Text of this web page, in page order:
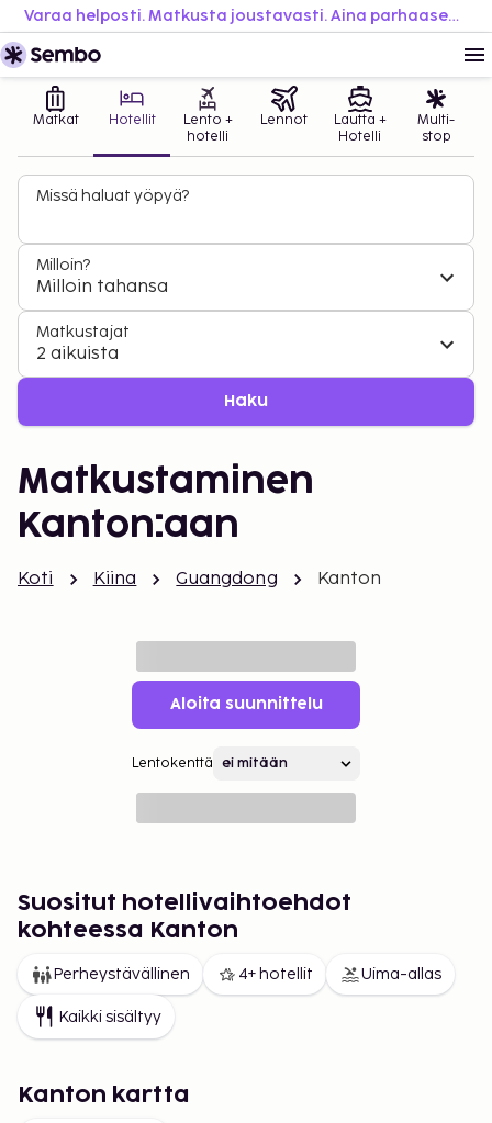
Varaa helposti. Matkusta joustavasti. Aina parhaaseen hintaan.
Matkat Hotellit
Lento +
hotelli
Lennot
Lautta +
Hotelli
Multi-
stop
Missä haluat yöpyä?
Milloin?
Milloin tahansa
Matkustajat
2 aikuista
Haku
Matkustaminen
Kanton:aan
Koti Kiina Guangdong Kanton
Aloita suunnittelu
Lentokenttä
Suositut hotellivaihtoehdot
kohteessa Kanton
Perheystävällinen 4+ hotellit Uima-allas
Kaikki sisältyy
Kanton kartta